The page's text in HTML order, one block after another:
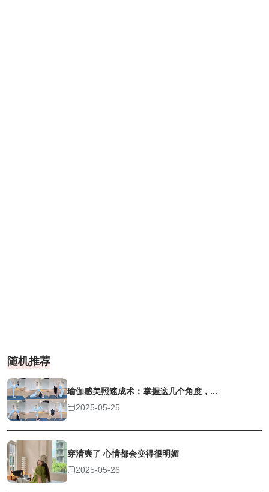
随机推荐
瑜伽感美照速成术：掌握这几个角度，...
2025-05-25
穿清爽了 心情都会变得很明媚
2025-05-26